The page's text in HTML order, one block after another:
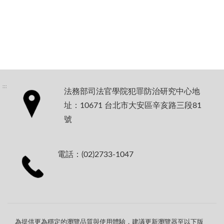
:::
法務部司法官學院犯罪防治研究中心地
址：10671 台北市大安區辛亥路三段81
號
電話：(02)2733-1047
為提供更為穩定的瀏覽品質與使用體驗，建議更新瀏覽器至以下版